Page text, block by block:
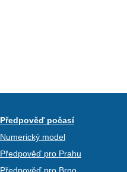
Předpověď počasí
Numerický model
Předpověď pro Prahu